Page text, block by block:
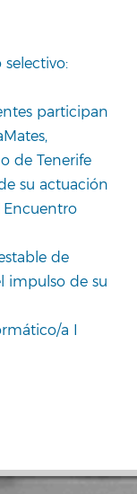
participan
de Tenerife
su actuación
de
impulso de su
a I